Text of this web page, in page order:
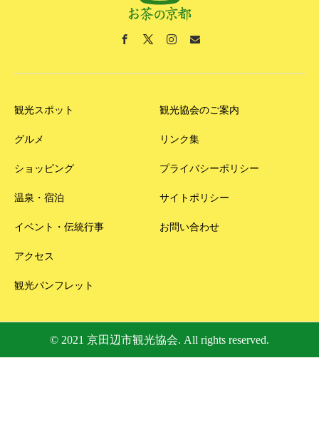
観光スポット
グルメ
ショッピング
温泉・宿泊
イベント・伝統行事
アクセス
観光パンフレット
観光協会のご案内
リンク集
プライバシーポリシー
サイトポリシー
お問い合わせ
© 2021 京田辺市観光協会. All rights reserved.